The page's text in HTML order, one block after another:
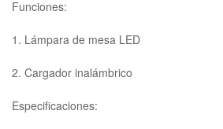
Funciones:
1. Lámpara de mesa LED
2. Cargador inalámbrico
Especificaciones: